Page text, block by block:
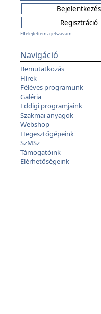
Elfelejtettem a jelszavam...
Navigáció
Bemutatkozás
Hírek
Féléves programunk
Galéria
Eddigi programjaink
Szakmai anyagok
Webshop
Hegesztőgépeink
SzMSz
Támogatóink
Elérhetőségeink